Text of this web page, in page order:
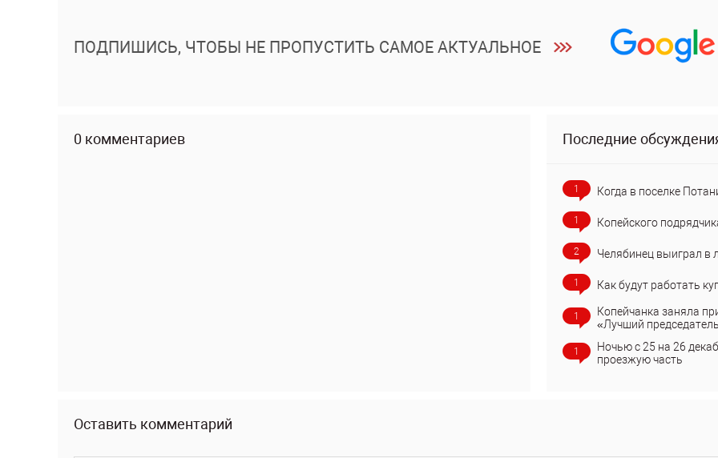
ПОДПИШИСЬ, ЧТОБЫ НЕ ПРОПУСТИТЬ САМОЕ АКТУАЛЬНОЕ
0 комментариев Последние
1 Когда в поселке
1 Копейского
2 Челябинец выиграл в
1 Как будут работать
1
Копейчанка заняла
«Лучший
1
Ночью с 25 на 26
проезжую часть
Оставить комментарий